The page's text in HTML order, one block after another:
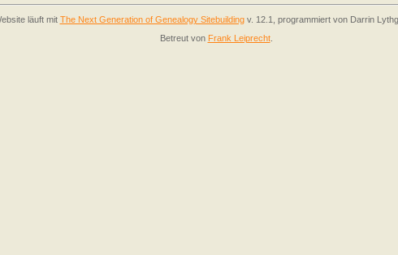
läuft mit The Next Generation of Genealogy Sitebuildingv. 12.1, programmiert von Darrin
Betreut von Frank Leiprecht.